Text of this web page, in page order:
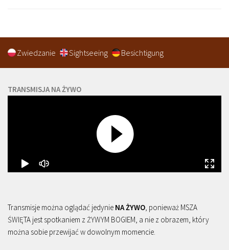
Zwiedzanie Sightseeing Besichtigung
TRANSMISJA NA ŻYWO
Transmisje można oglądać jedynie NA ŻYWO, ponieważ MSZA
ŚWIĘTA jest spotkaniem z ŻYWYM BOGIEM, a nie z obrazem, który
można sobie przewijać w dowolnym momencie.